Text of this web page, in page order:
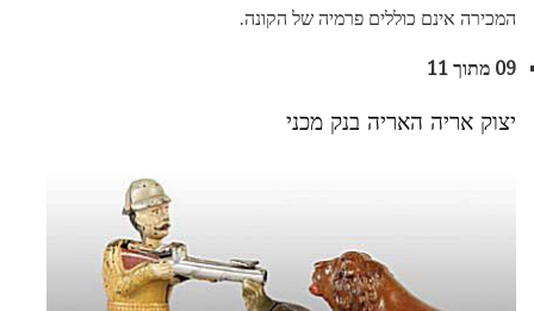
המכירה אינם כוללים פרמיה של הקונה.
09 מתוך 11
יצוק אריה האריה בנק מכני